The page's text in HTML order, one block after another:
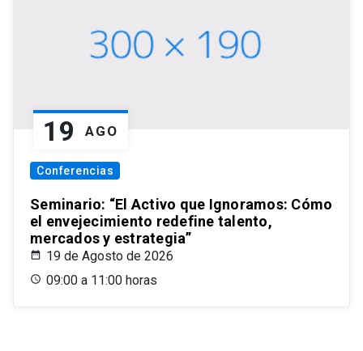
19 AGO
Conferencias
Seminario: “El Activo que Ignoramos: Cómo
el envejecimiento redefine talento,
mercados y estrategia”
19 de Agosto de 2026
09:00 a 11:00 horas